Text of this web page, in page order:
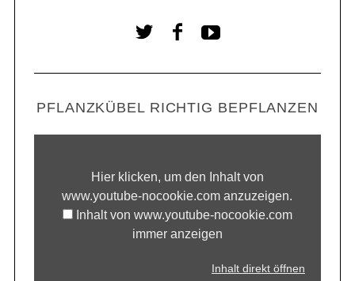
PFLANZKÜBEL RICHTIG BEPFLANZEN
Hier klicken, um den Inhalt von
www.youtube-nocookie.com anzuzeigen.
Inhalt von www.youtube-nocookie.com
immer anzeigen
Inhalt direkt öffnen